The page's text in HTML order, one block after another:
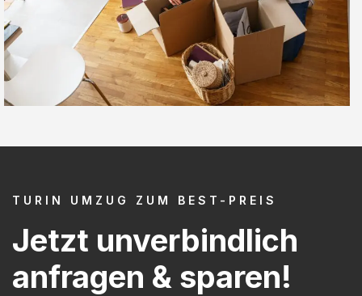
TURIN UMZUG ZUM BEST-PREIS
Jetzt unverbindlich
anfragen & sparen!